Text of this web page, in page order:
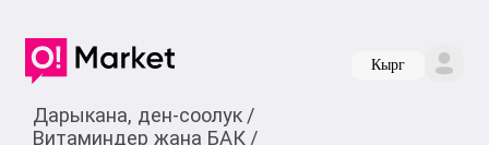
Кырг
Дарыкана, ден-соолук /
Витаминдер жана БАК /